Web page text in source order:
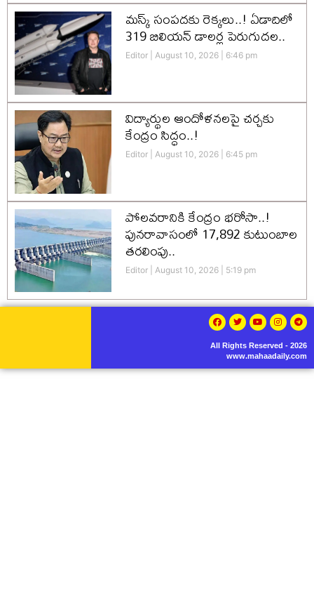
మస్క్‌ సంపదకు రెక్కలు..! ఏడాదిలో
319 బిలియన్‌ డాలర్ల పెరుగుదల..
Editor August 10, 2026 6:46 pm
విద్యార్థుల ఆందోళనలపై చర్చకు
కేంద్రం సిద్ధం..!
Editor August 10, 2026 6:45 pm
పోలవరానికి కేంద్రం భరోసా..!
పునరావాసంలో 17,892 కుటుంబాల
తరలింపు..
Editor August 10, 2026 5:19 pm
All Rights Reserved - 2026
www.mahaadaily.com